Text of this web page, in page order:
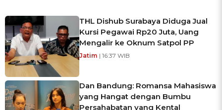
THL Dishub Surabaya Diduga Jual
Kursi Pegawai Rp20 Juta, Uang
Mengalir ke Oknum Satpol PP
Jatim | 16:37 WIB
Dan Bandung: Romansa Mahasiswa
yang Hangat dengan Bumbu
Persahabatan yang Kental